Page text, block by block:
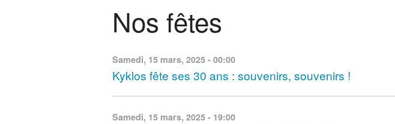
Vous êtes ici
Nos fêtes
Samedi, 15 mars, 2025 - 00:00
Kyklos fête ses 30 ans : souvenirs, souvenirs !
Samedi, 15 mars, 2025 - 19:00